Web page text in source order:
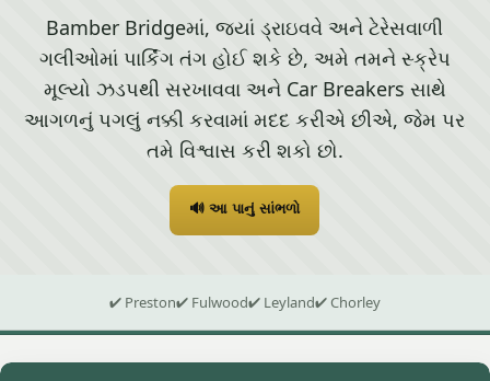
Bamber Bridgeમાં, જ્યાં ડ્રાઇવવે અને ટેરેસવાળી
ગલીઓમાં પાર્કિંગ તંગ હોઈ શકે છે, અમે તમને સ્ક્રેપ
મૂલ્યો ઝડપથી સરખાવવા અને Car Breakers સાથે
આગળનું પગલું નક્કી કરવામાં મદદ કરીએ છીએ, જેમ પર
તમે વિશ્વાસ કરી શકો છો.
🔊 આ પાનું સાંભળો
✔ Preston✔ Fulwood✔ Leyland✔ Chorley